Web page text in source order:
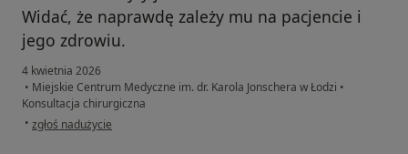
Widać, że naprawdę zależy mu na pacjencie i
jego zdrowiu.
4 kwietnia 2026
• Miejskie Centrum Medyczne im. dr. Karola Jonschera w Łodzi •
Konsultacja chirurgiczna
• w opinii użytkownika Sylwester
zgłoś nadużycie